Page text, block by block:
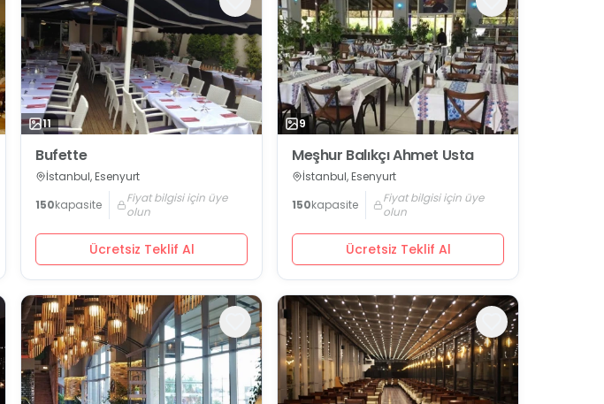
11
Bufette
İstanbul, Esenyurt
150kapasite
Fiyat bilgisi için üye
olun
Ücretsiz Teklif Al
9
Meşhur Balıkçı Ahmet Usta
İstanbul, Esenyurt
150kapasite
Fiyat bilgisi için üye
olun
Ücretsiz Teklif Al